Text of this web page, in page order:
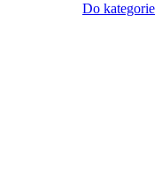
Do kategorie